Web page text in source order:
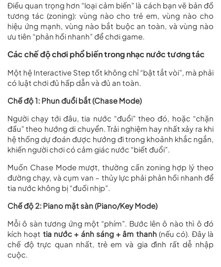
Điều quan trọng hơn “loại cảm biến” là cách bạn vẽ bản đồ
tương tác (zoning): vùng nào cho trẻ em, vùng nào cho
hiệu ứng mạnh, vùng nào bắt buộc an toàn, và vùng nào
ưu tiên “phản hồi nhanh” để chơi game.
Các chế độ chơi phổ biến trong nhạc nước tương tác
Một hệ Interactive Step tốt không chỉ “bật tắt vòi”, mà phải
có luật chơi đủ hấp dẫn và đủ an toàn.
Chế độ 1: Phun đuổi bắt (Chase Mode)
Người chạy tới đâu, tia nước “đuổi” theo đó, hoặc “chặn
đầu” theo hướng di chuyển. Trải nghiệm hay nhất xảy ra khi
hệ thống dự đoán được hướng đi trong khoảnh khắc ngắn,
khiến người chơi có cảm giác nước “biết đuổi”.
Muốn Chase Mode mượt, thường cần zoning hợp lý theo
đường chạy, và cụm van – thủy lực phải phản hồi nhanh để
tia nước không bị “đuối nhịp”.
Chế độ 2: Piano mặt sàn (Piano/Key Mode)
Mỗi ô sàn tương ứng một “phím”. Bước lên ô nào thì ô đó
kích hoạt tia nước + ánh sáng + âm thanh(nếu có). Đây là
chế độ trực quan nhất, trẻ em và gia đình rất dễ nhập
cuộc.